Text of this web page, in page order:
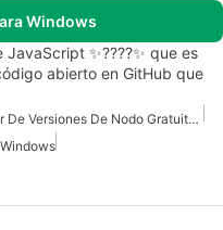
Windows
✨????✨ que es
abierto en GitHub que
Gestor De Versiones De Nodo Gratuito Para Windows